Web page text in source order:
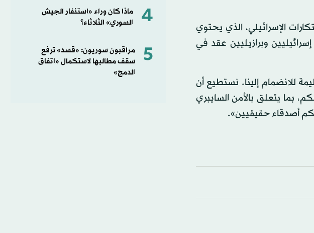
الإسرائيلي، الذي يحتوي
وبرازيليين عقد في
للانضمام إلينا. نستطيع أن
بما يتعلق بالأمن السايبري
أصدقاء حقيقيين».
4
ماذا كان وراء «استنفار الجيش
السوري» الثلاثاء؟
5
مراقبون سوريون: «قسد» ترفع
سقف مطالبها لاستكمال «اتفاق
الدمج»